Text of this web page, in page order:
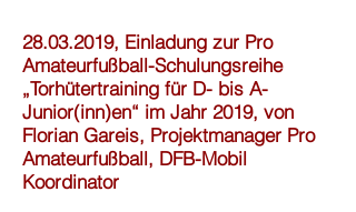
28.03.2019, Einladung zur Pro
Amateurfußball-Schulungsreihe
„Torhütertraining für D- bis A-
Junior(inn)en“ im Jahr 2019, von
Florian Gareis, Projektmanager Pro
Amateurfußball, DFB-Mobil
Koordinator